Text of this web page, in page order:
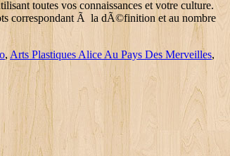
toutes vos connaissances et votre culture.
correspondant Ã la dÃ©finition et au nombre
, Arts Plastiques Alice Au Pays Des Merveilles,